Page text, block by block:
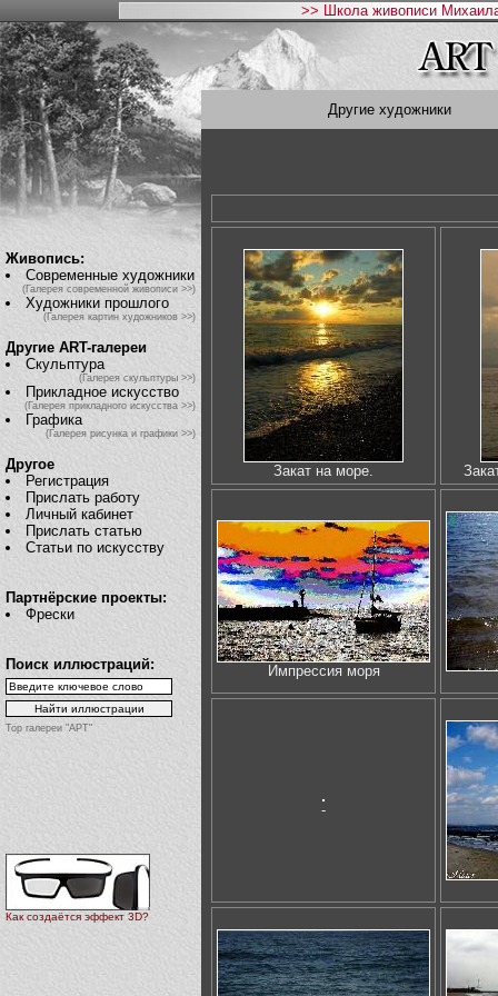
>> Школа живописи
Живопись:
Современные художники
(Галерея современной живописи >>)
Художники прошлого
(Галерея картин художников >>)
Другие ART-галереи
Скульптура
(Галерея скульптуры >>)
Прикладное искусство
(Галерея прикладного искусства >>)
Графика
(Галерея рисунка и графики >>)
Другое
Регистрация
Прислать работу
Личный кабинет
Прислать статью
Статьи по искусству
Партнёрские проекты:
Фрески
Поиск иллюстраций:
Top галереи "АРТ"
Как создаётся эффект 3D?
Другие художники
Закат на море.
Импрессия моря
-